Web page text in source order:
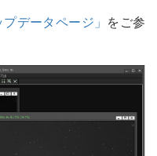
データページ」 をご参